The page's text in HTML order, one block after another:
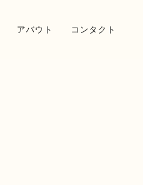
アバウト コンタクト